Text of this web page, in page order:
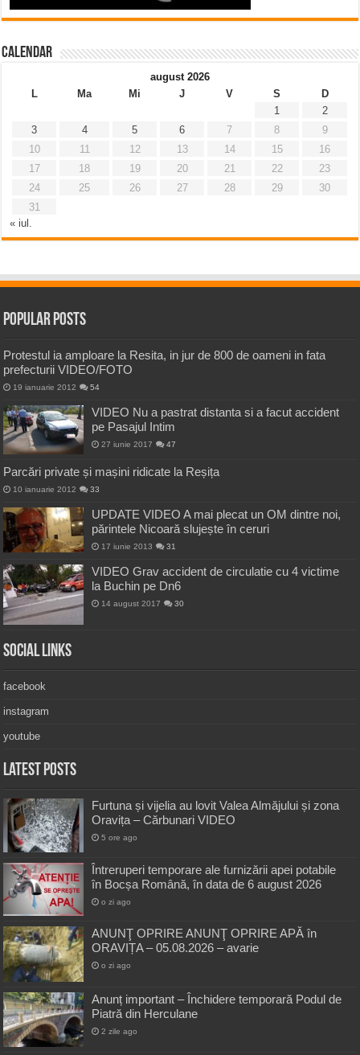
Calendar
august 2026
L
Ma Mi J V S
D
1
2
3
4 5 6 7 8
9
10
11 12 13 14 15
16
17
18 19 20 21 22
23
24
25 26 27 28 29
30
31
« iul.
Popular Posts
Protestul ia amploare la Resita, in jur de 800 de oameni in fata
prefecturii VIDEO/FOTO
19 ianuarie 2012 54
VIDEO Nu a pastrat distanta si a facut accident
pe Pasajul Intim
27 iunie 2017 47
Parcări private și mașini ridicate la Reșița
10 ianuarie 2012 33
UPDATE VIDEO A mai plecat un OM dintre noi,
părintele Nicoară slujește în ceruri
17 iunie 2013 31
VIDEO Grav accident de circulatie cu 4 victime
la Buchin pe Dn6
14 august 2017 30
Social Links
facebook
instagram
youtube
Latest Posts
Furtuna și vijelia au lovit Valea Almăjului și zona
Oravița – Cărbunari VIDEO
5 ore ago
Întreruperi temporare ale furnizării apei potabile
în Bocșa Română, în data de 6 august 2026
o zi ago
ANUNŢ OPRIRE ANUNŢ OPRIRE APĂ în
ORAVIȚA – 05.08.2026 – avarie
o zi ago
Anunț important – Închidere temporară Podul de
Piatră din Herculane
2 zile ago